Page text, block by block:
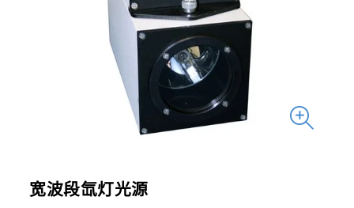
宽波段氙灯光源